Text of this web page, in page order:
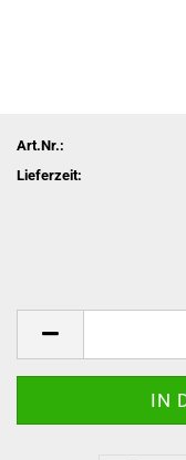
Art.Nr.:
Lieferzeit: